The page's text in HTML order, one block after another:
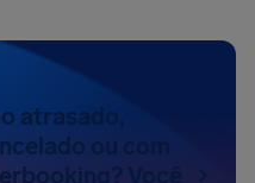
atrasado,
ou com
Você